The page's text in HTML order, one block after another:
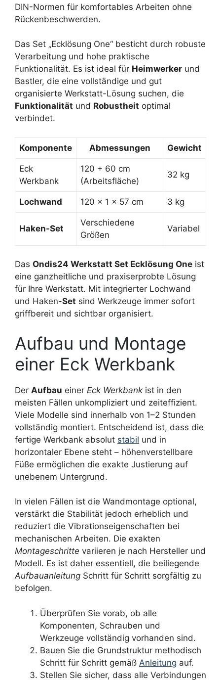
DIN-Normen für komfortables Arbeiten ohne
Rückenbeschwerden.
Das Set „Ecklösung One“ besticht durch robuste
Verarbeitung und hohe praktische
Funktionalität. Es ist ideal für Heimwerker und
Bastler, die eine vollständige und gut
organisierte Werkstatt-Lösung suchen, die
Funktionalität und Robustheit optimal
verbindet.
Komponente Abmessungen Gewicht
Eck
Werkbank
120 + 60 cm
(Arbeitsfläche)
32 kg
Lochwand 120 x 1 x 57 cm 3 kg
Haken-Set
Verschiedene
Größen
Variabel
Das Ondis24 Werkstatt Set Ecklösung One ist
eine ganzheitliche und praxiserprobte Lösung
für Ihre Werkstatt. Mit integrierter Lochwand
und Haken-Set sind Werkzeuge immer sofort
griffbereit und sichtbar organisiert.
Aufbau und Montage
einer Eck Werkbank
Der Aufbau einer Eck Werkbank ist in den
meisten Fällen unkompliziert und zeiteffizient.
Viele Modelle sind innerhalb von 1–2 Stunden
vollständig montiert. Entscheidend ist, dass die
fertige Werkbank absolut stabil und in
horizontaler Ebene steht – höhenverstellbare
Füße ermöglichen die exakte Justierung auf
unebenem Untergrund.
In vielen Fällen ist die Wandmontage optional,
verstärkt die Stabilität jedoch erheblich und
reduziert die Vibrationseigenschaften bei
mechanischen Arbeiten. Die exakten
Montageschritte variieren je nach Hersteller und
Modell. Es ist daher essentiell, die beiliegende
Aufbauanleitung Schritt für Schritt sorgfältig zu
befolgen.
Überprüfen Sie vorab, ob alle
Komponenten, Schrauben und
Werkzeuge vollständig vorhanden sind.
Bauen Sie die Grundstruktur methodisch
Schritt für Schritt gemäß Anleitung auf.
Stellen Sie sicher, dass alle Verbindungen